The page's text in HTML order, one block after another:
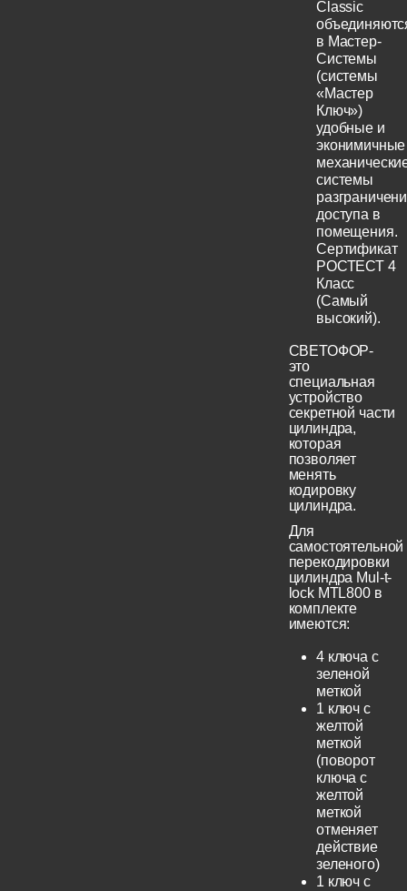
Classic
в Мастер-
Системы
(системы
«Мастер
Ключ»)
удобные и
эконимичные
системы
доступа в
помещения.
Сертификат
РОСТЕСТ 4
Класс
(Самый
высокий).
СВЕТОФОР-
это
специальная
устройство
секретной части
цилиндра,
которая
позволяет
менять
кодировку
цилиндра.
Для
самостоятельной
перекодировки
цилиндра Mul-t-
lock MTL800 в
комплекте
имеются:
4 ключа с
зеленой
меткой
1 ключ с
желтой
меткой
(поворот
ключа с
желтой
меткой
отменяет
действие
зеленого)
1 ключ с